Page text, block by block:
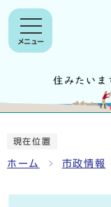
メニュー
現在位置
ホーム 市政情報